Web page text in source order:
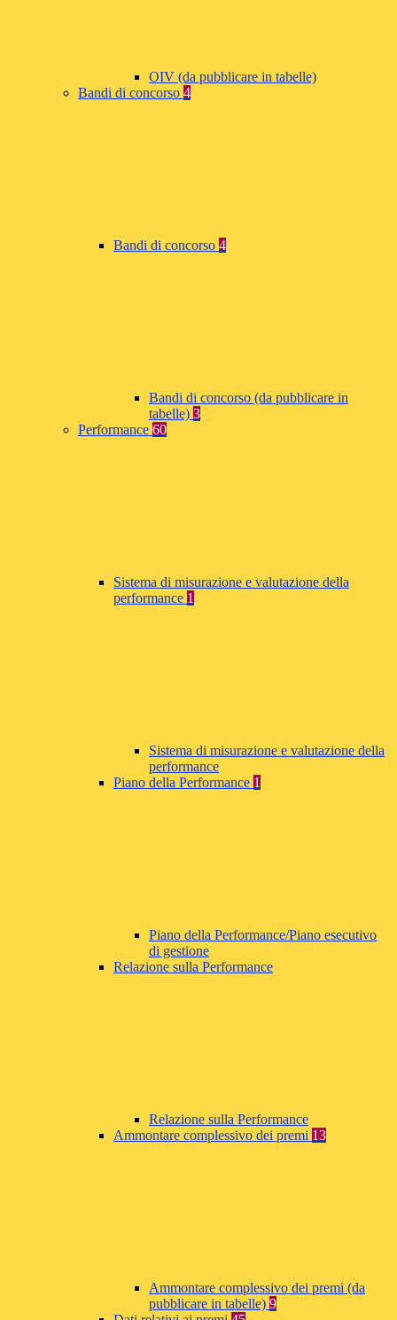
OIV (da pubblicare in tabelle)
Bandi di concorso 4
Bandi di concorso 4
Bandi di concorso (da pubblicare in
tabelle) 3
Performance 60
Sistema di misurazione e valutazione della
performance 1
Sistema di misurazione e valutazione della
performance
Piano della Performance 1
Piano della Performance/Piano esecutivo
di gestione
Relazione sulla Performance
Relazione sulla Performance
Ammontare complessivo dei premi 13
Ammontare complessivo dei premi (da
pubblicare in tabelle) 9